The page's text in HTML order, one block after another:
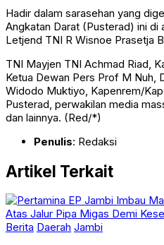
Hadir dalam sarasehan yang
Angkatan Darat (Pusterad) ini di
Letjend TNI R Wisnoe Prasetja
TNI Mayjen TNI Achmad Riad,
Ketua Dewan Pers Prof M Nuh,
Widodo Muktiyo, Kapenrem/
Pusterad, perwakilan media
dan lainnya. (Red/*)
Penulis: Redaksi
Artikel Terkait
Berita Daerah Jambi